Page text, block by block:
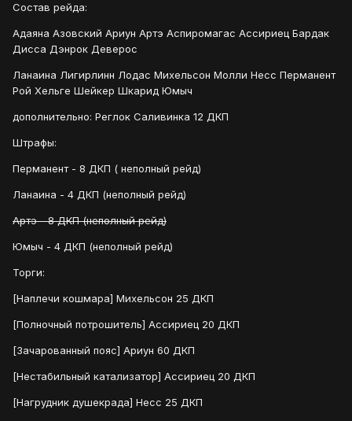
Состав рейда:
Адаяна Азовский Ариун Артэ Аспиромагас Ассириец Бардак
Дисса Дэнрок Деверос
Ланаина Лигирлинн Лодас Михельсон Молли Несс Перманент
Рой Хельге Шейкер Шкарид Юмыч
дополнительно: Реглок Саливинка 12 ДКП
Штрафы:
Перманент - 8 ДКП ( неполный рейд)
Ланаина - 4 ДКП (неполный рейд)
Артэ - 8 ДКП (неполный рейд)
Юмыч - 4 ДКП (неполный рейд)
Торги:
[Наплечи кошмара] Михельсон 25 ДКП
[Полночный потрошитель] Ассириец 20 ДКП
[Зачарованный пояс] Ариун 60 ДКП
[Нестабильный катализатор] Ассириец 20 ДКП
[Нагрудник душекрада] Несс 25 ДКП